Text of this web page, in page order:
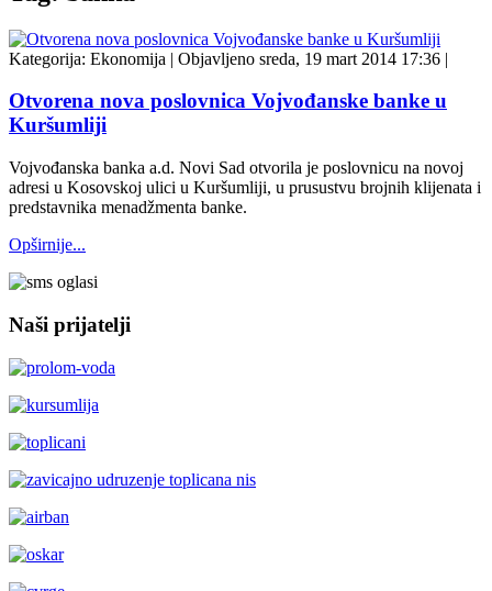
Kategorija: Ekonomija | Objavljeno sreda, 19 mart 2014 17:36 |
Otvorena nova poslovnica Vojvođanske banke u
Kuršumliji
Vojvođanska banka a.d. Novi Sad otvorila je poslovnicu na novoj
adresi u Kosovskoj ulici u Kuršumliji, u prusustvu brojnih klijenata i
predstavnika menadžmenta banke.
Opširnije...
Naši prijatelji